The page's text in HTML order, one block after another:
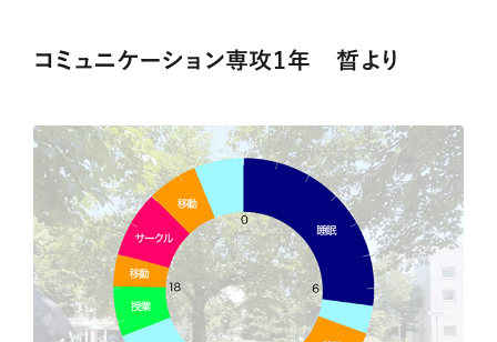
コミュニケーション専攻1年 晳より